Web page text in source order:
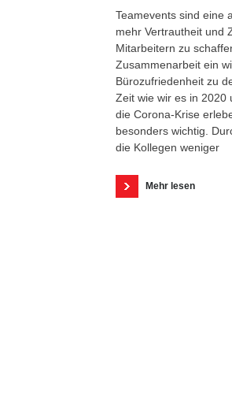
Teamevents sind eine
mehr Vertrautheit und
Mitarbeitern zu
Zusammenarbeit ein
Bürozufriedenheit zu
Zeit wie wir es in 2020
die Corona-Krise
besonders wichtig.
die Kollegen weniger
Mehr lesen